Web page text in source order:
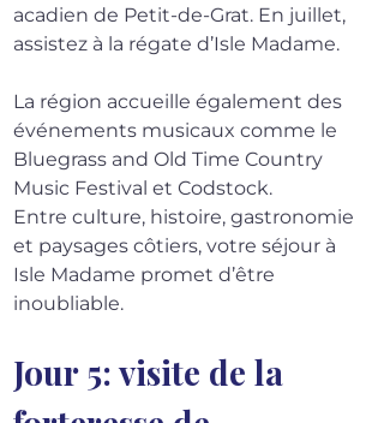
acadien de Petit-de-Grat. En juillet,
assistez à la régate d’Isle Madame.
La région accueille également des
événements musicaux comme le
Bluegrass and Old Time Country
Music Festival et Codstock.
Entre culture, histoire, gastronomie
et paysages côtiers, votre séjour à
Isle Madame promet d’être
inoubliable.
Jour 5: visite de la